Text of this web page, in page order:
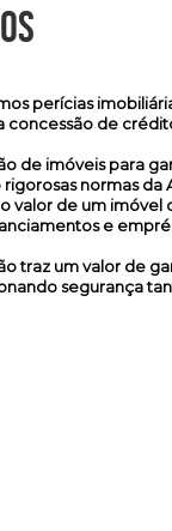
perícias
concessão de
de imóveis para
rigorosas normas
valor de um
e
traz um valor de
segurança